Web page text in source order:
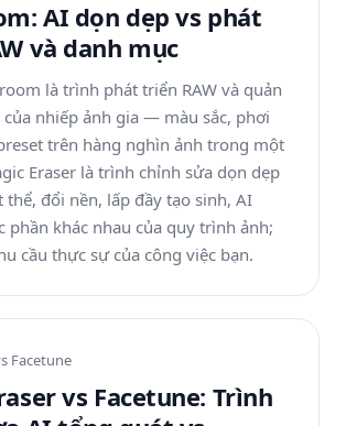
AI dọn dẹp vs phát
và danh mục
là trình phát triển RAW và quản
nhiếp ảnh gia — màu sắc, phơi
trên hàng nghìn ảnh trong một
Eraser là trình chỉnh sửa dọn dẹp
đổi nền, lấp đầy tạo sinh, AI
phần khác nhau của quy trình ảnh;
cầu thực sự của công việc bạn.
Facetune
vs Facetune: Trình